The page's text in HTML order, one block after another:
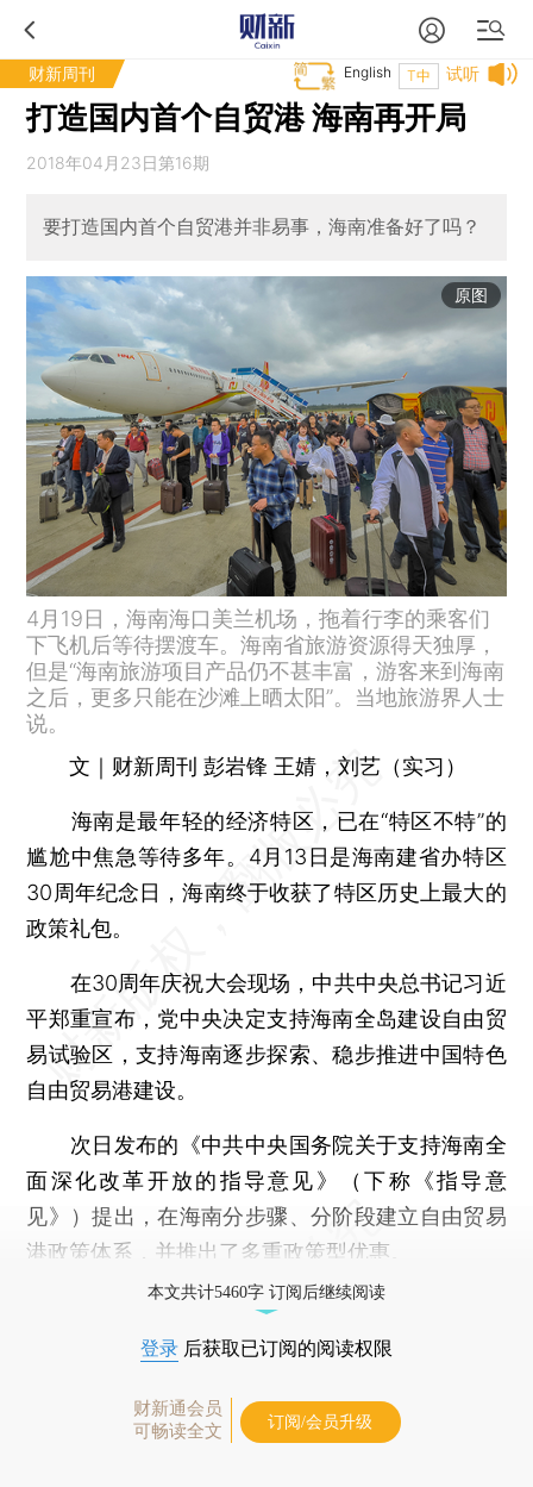
财新周刊 试听
T中
English
打造国内首个自贸港 海南再开局
2018年04月23日第16期
要打造国内首个自贸港并非易事，海南准备好了吗？
原图
4月19日，海南海口美兰机场，拖着行李的乘客们
下飞机后等待摆渡车。海南省旅游资源得天独厚，
但是“海南旅游项目产品仍不甚丰富，游客来到海南
之后，更多只能在沙滩上晒太阳”。当地旅游界人士
说。
文｜财新周刊 彭岩锋 王婧，刘艺（实习）
海南是最年轻的经济特区，已在“特区不特”的
尴尬中焦急等待多年。4月13日是海南建省办特区
30周年纪念日，海南终于收获了特区历史上最大的
政策礼包。
在30周年庆祝大会现场，中共中央总书记习近
平郑重宣布，党中央决定支持海南全岛建设自由贸
易试验区，支持海南逐步探索、稳步推进中国特色
自由贸易港建设。
次日发布的《中共中央国务院关于支持海南全
面深化改革开放的指导意见》（下称《指导意
见》）提出，在海南分步骤、分阶段建立自由贸易
港政策体系，并推出了多重政策型优惠。
本文共计5460字 订阅后继续阅读
登录 后获取已订阅的阅读权限
财新通会员
可畅读全文
订阅/会员升级